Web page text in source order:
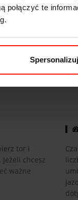
połączyć te
Spersonalizuj
tor i
chcesz
ważne